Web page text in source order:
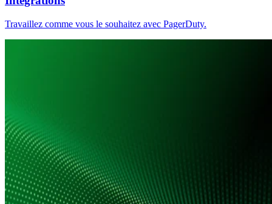
Travaillez comme vous le souhaitez avec PagerDuty.